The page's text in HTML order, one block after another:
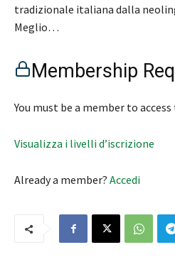
tradizionale italiana dalla
Meglio…
Membership
You must be a member to
Visualizza i livelli d’iscrizione
Already a member? Accedi